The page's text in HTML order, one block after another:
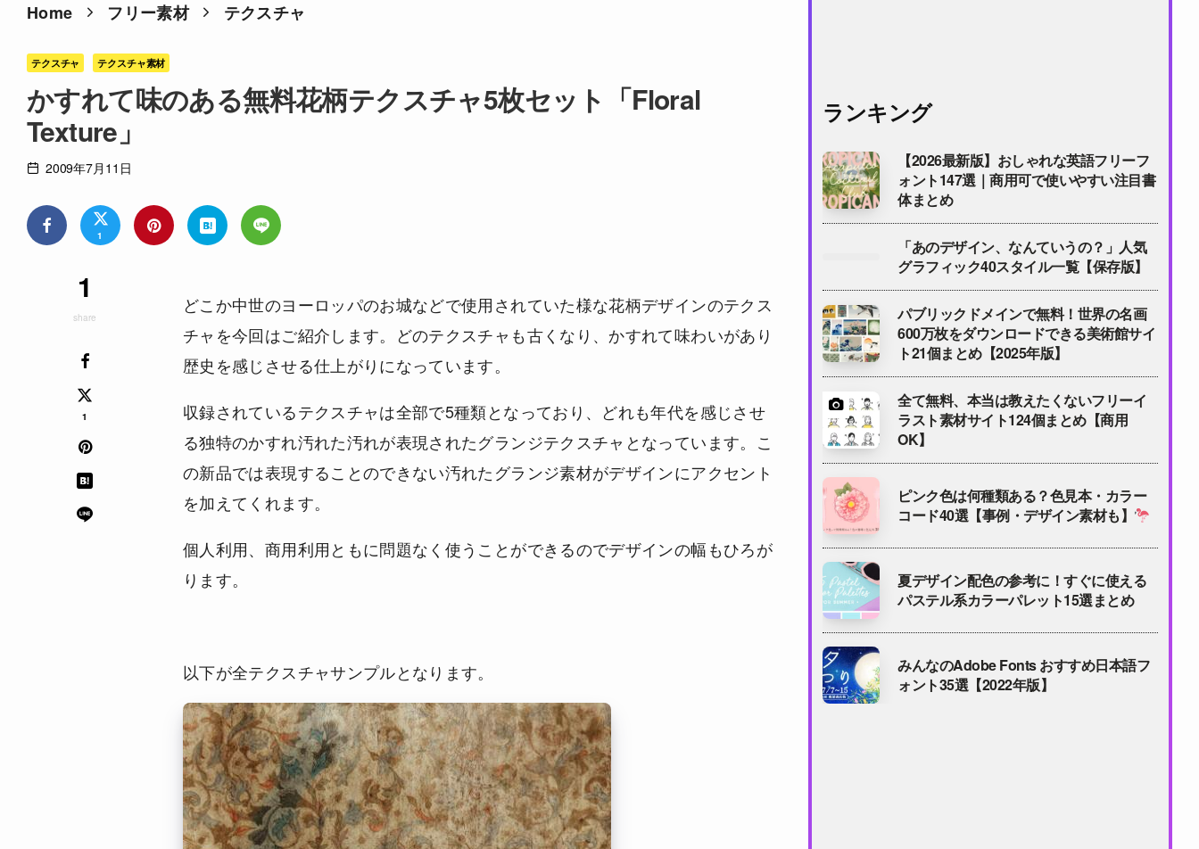
Home フリー素材 テクスチャ
テクスチャ テクスチャ素材
かすれて味のある無料花柄テクスチャ5枚セット「Floral
Texture」
2009年7月11日
1
1
share
1
どこか中世のヨーロッパのお城などで使用されていた様な花柄デザインのテクス
チャを今回はご紹介します。どのテクスチャも古くなり、かすれて味わいがあり
歴史を感じさせる仕上がりになっています。
収録されているテクスチャは全部で5種類となっており、どれも年代を感じさせ
る独特のかすれ汚れた汚れが表現されたグランジテクスチャとなっています。こ
の新品では表現することのできない汚れたグランジ素材がデザインにアクセント
を加えてくれます。
個人利用、商用利用ともに問題なく使うことができるのでデザインの幅もひろが
ります。
以下が全テクスチャサンプルとなります。
ランキング
【2026最新版】おしゃれな英語フリーフ
ォント147選｜商用可で使いやすい注目書
体まとめ
「あのデザイン、なんていうの？」人気
グラフィック40スタイル一覧【保存版】
パブリックドメインで無料！世界の名画
600万枚をダウンロードできる美術館サイ
ト21個まとめ【2025年版】
全て無料、本当は教えたくないフリーイ
ラスト素材サイト124個まとめ【商用
OK】
ピンク色は何種類ある？色見本・カラー
コード40選【事例・デザイン素材も】
夏デザイン配色の参考に！すぐに使える
パステル系カラーパレット15選まとめ
みんなのAdobe Fonts おすすめ日本語フ
ォント35選【2022年版】